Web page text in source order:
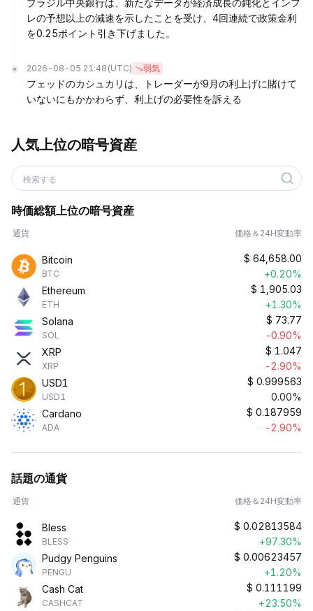
ブラジル中央銀行は、新たなデータが経済成長の鈍化とインフ
レの予想以上の減速を示したことを受け、4回連続で政策金利
を0.25ポイント引き下げました。
2026-08-05 21:48 (UTC) 弱気
フェッドのカシュカリは、トレーダーが9月の利上げに賭けて
いないにもかかわらず、利上げの必要性を訴える
人気上位の暗号資産
検索する
時価総額上位の暗号資産
通貨 価格＆24H変動率
Bitcoin
BTC
$ 64,658.00
+0.20%
Ethereum
ETH
$ 1,905.03
+1.30%
Solana
SOL
$ 73.77
-0.90%
XRP
XRP
$ 1.047
-2.90%
USD1
USD1
$ 0.999563
0.00%
Cardano
ADA
$ 0.187959
-2.90%
話題の通貨
通貨 価格＆24H変動率
Bless
BLESS
$ 0.02813584
+97.30%
Pudgy Penguins
PENGU
$ 0.00623457
+1.20%
Cash Cat
CASHCAT
$ 0.111199
+23.50%